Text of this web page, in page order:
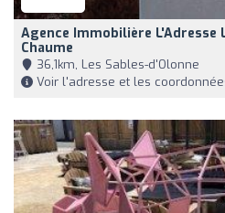
Agence Immobilière L'Adresse
Chaume
36,1km, Les Sables-d'Olonne
Voir l'adresse et les